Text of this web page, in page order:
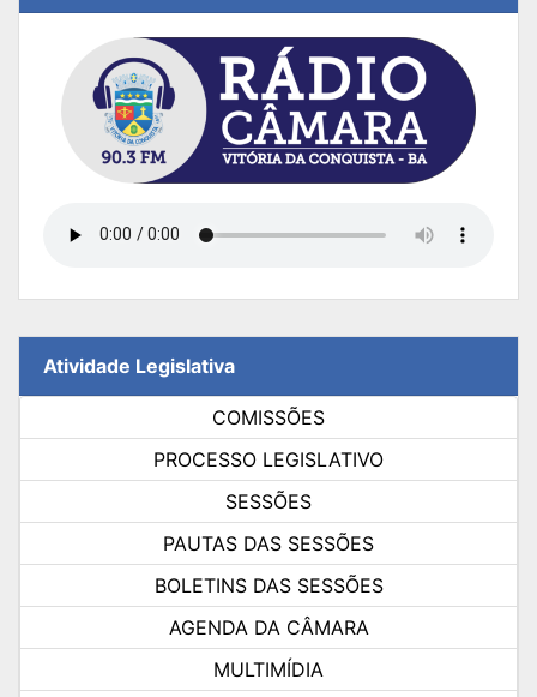
Atividade Legislativa
COMISSÕES
PROCESSO LEGISLATIVO
SESSÕES
PAUTAS DAS SESSÕES
BOLETINS DAS SESSÕES
AGENDA DA CÂMARA
MULTIMÍDIA